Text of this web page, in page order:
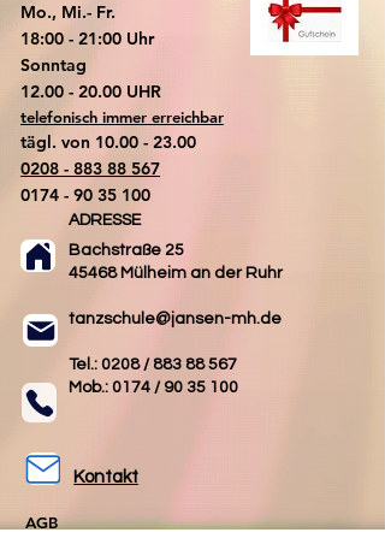
Mo., Mi.- Fr.
18:00 - 21:00 Uhr
​Sonntag
​12.00 - 20.00 UHR
telefonisch immer erreichbar
tägl. von 10.00 - 23.00
0208 - 883 88 567
0174 - 90 35 100
ADRESSE
Bachstraße 25
45468 Mülheim an der Ruhr
tanzschule@jansen-mh.de
Tel.: 0208 / 883 88 567
Mob.: 0174 / 90 35 100
Kontakt
AGB